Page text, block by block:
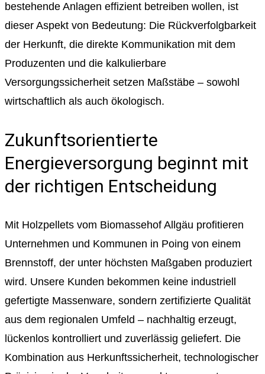
bestehende Anlagen effizient betreiben wollen, ist
dieser Aspekt von Bedeutung: Die Rückverfolgbarkeit
der Herkunft, die direkte Kommunikation mit dem
Produzenten und die kalkulierbare
Versorgungssicherheit setzen Maßstäbe – sowohl
wirtschaftlich als auch ökologisch.
Zukunftsorientierte
Energieversorgung beginnt mit
der richtigen Entscheidung
Mit Holzpellets vom Biomassehof Allgäu profitieren
Unternehmen und Kommunen in Poing von einem
Brennstoff, der unter höchsten Maßgaben produziert
wird. Unsere Kunden bekommen keine industriell
gefertigte Massenware, sondern zertifizierte Qualität
aus dem regionalen Umfeld – nachhaltig erzeugt,
lückenlos kontrolliert und zuverlässig geliefert. Die
Kombination aus Herkunftssicherheit, technologischer